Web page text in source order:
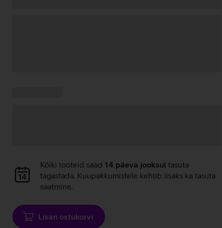
Andmete
laadimine
Kõiki tooteid saad 14 päeva jooksul tasuta
tagastada. Kuupakkumistele kehtib lisaks ka tasuta
saatmine.
Lisan ostukorvi